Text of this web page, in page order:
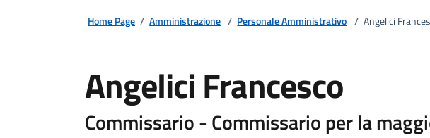
Home Page / Amministrazione / Personale Amministrativo / Angelici
Angelici Francesco
Commissario - Commissario per la